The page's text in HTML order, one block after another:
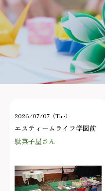
2026/07/07（Tue）
エスティームライフ学園前
駄菓子屋さん